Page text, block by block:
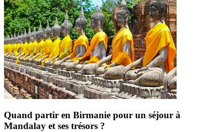
Quand partir en Birmanie pour un séjour à
Mandalay et ses trésors ?